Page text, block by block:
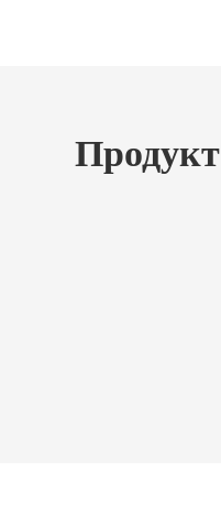
Продукт